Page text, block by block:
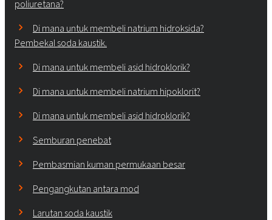
poliuretana?
Di mana untuk membeli natrium hidroksida?
Pembekal soda kaustik.
Di mana untuk membeli asid hidroklorik?
Di mana untuk membeli natrium hipoklorit?
Di mana untuk membeli asid hidroklorik?
Semburan penebat
Pembasmian kuman permukaan besar
Pengangkutan antara mod
Larutan soda kaustik